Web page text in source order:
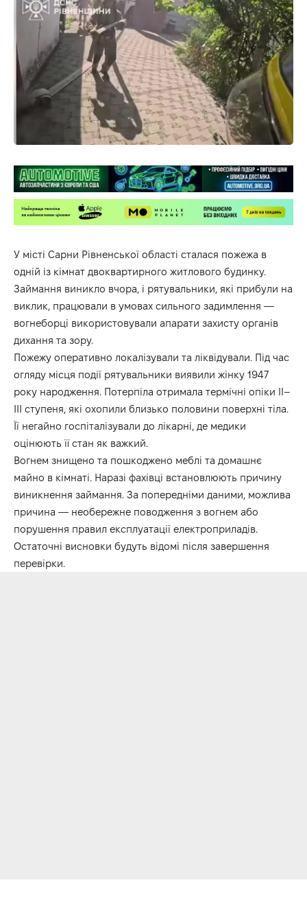
У місті Сарни Рівненської області сталася пожежа в
одній із кімнат двоквартирного житлового будинку.
Займання виникло вчора, і рятувальники, які прибули на
виклик, працювали в умовах сильного задимлення —
вогнеборці використовували апарати захисту органів
дихання та зору.
Пожежу оперативно локалізували та ліквідували. Під час
огляду місця події рятувальники виявили жінку 1947
року народження. Потерпіла отримала термічні опіки ІІ–
ІІІ ступеня, які охопили близько половини поверхні тіла.
Її негайно госпіталізували до лікарні, де медики
оцінюють її стан як важкий.
Вогнем знищено та пошкоджено меблі та домашнє
майно в кімнаті. Наразі фахівці встановлюють причину
виникнення займання. За попередніми даними, можлива
причина — необережне поводження з вогнем або
порушення правил експлуатації електроприладів.
Остаточні висновки будуть відомі після завершення
перевірки.